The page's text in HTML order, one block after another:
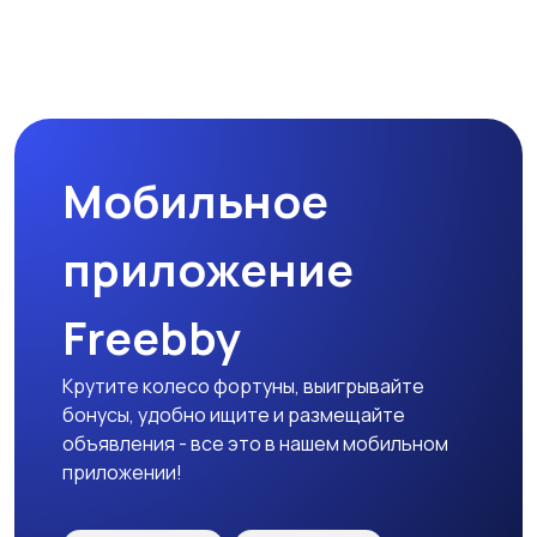
Мобильное
приложение
Freebby
Крутите колесо фортуны, выигрывайте
бонусы, удобно ищите и размещайте
объявления - все это в нашем мобильном
приложении!